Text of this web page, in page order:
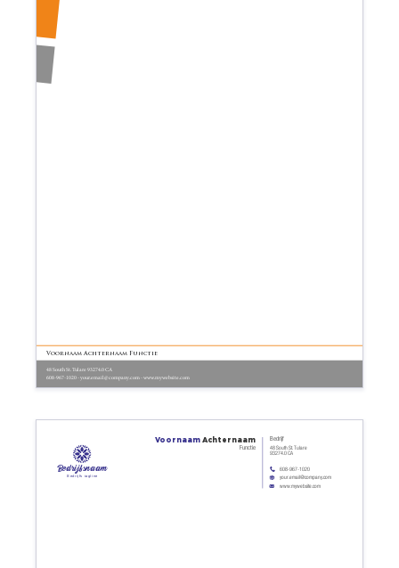
608-967-1020 - your.email@company.com - www.mywebsite.com
Voornaam Achternaam Functie
48 South St. Tulare 93274.0 CA
www.mywebsite.com
608-967-1020
your.email@company.com
48 South St. Tulare
93274.0 CA
Functie
Bedrijf
Voornaam Achternaam
Bedrijfsnaam
Bedrijfs tagline